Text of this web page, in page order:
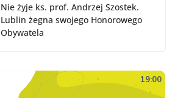
Nie żyje ks. prof. Andrzej Szostek.
Lublin żegna swojego Honorowego
Obywatela